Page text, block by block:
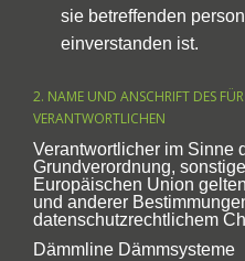
sie betreffenden
einverstanden ist.
2. NAME UND ANSCHRIFT DES
VERANTWORTLICHEN
Verantwortlicher im Sinne
Grundverordnung,
Europäischen Union
und anderer
datenschutzrechtlichem
Dämmline Dämmsysteme